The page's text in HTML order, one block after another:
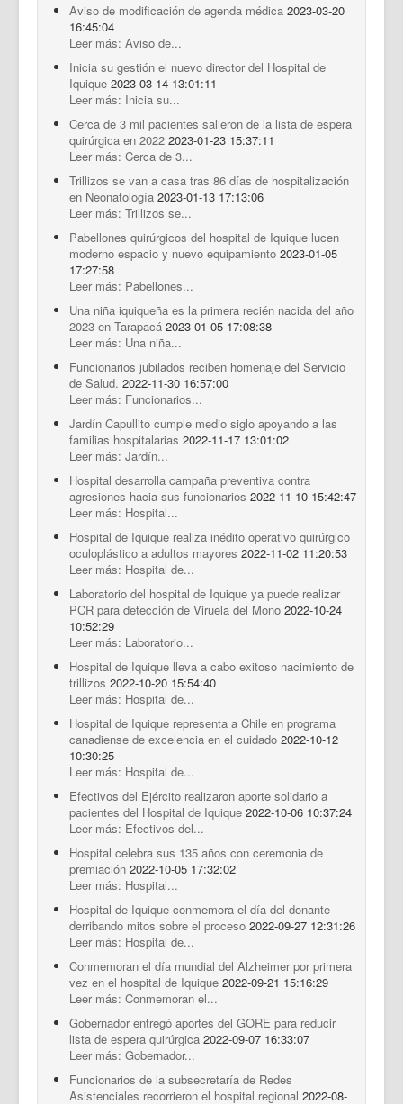
Aviso de modificación de agenda médica 2023-03-20
16:45:04
Leer más: Aviso de...
Inicia su gestión el nuevo director del Hospital de
Iquique 2023-03-14 13:01:11
Leer más: Inicia su...
Cerca de 3 mil pacientes salieron de la lista de espera
quirúrgica en 2022 2023-01-23 15:37:11
Leer más: Cerca de 3...
Trillizos se van a casa tras 86 días de hospitalización
en Neonatología 2023-01-13 17:13:06
Leer más: Trillizos se...
Pabellones quirúrgicos del hospital de Iquique lucen
moderno espacio y nuevo equipamiento 2023-01-05
17:27:58
Leer más: Pabellones...
Una niña iquiqueña es la primera recién nacida del año
2023 en Tarapacá 2023-01-05 17:08:38
Leer más: Una niña...
Funcionarios jubilados reciben homenaje del Servicio
de Salud. 2022-11-30 16:57:00
Leer más: Funcionarios...
Jardín Capullito cumple medio siglo apoyando a las
familias hospitalarias 2022-11-17 13:01:02
Leer más: Jardín...
Hospital desarrolla campaña preventiva contra
agresiones hacia sus funcionarios 2022-11-10 15:42:47
Leer más: Hospital...
Hospital de Iquique realiza inédito operativo quirúrgico
oculoplástico a adultos mayores 2022-11-02 11:20:53
Leer más: Hospital de...
Laboratorio del hospital de Iquique ya puede realizar
PCR para detección de Viruela del Mono 2022-10-24
10:52:29
Leer más: Laboratorio...
Hospital de Iquique lleva a cabo exitoso nacimiento de
trillizos 2022-10-20 15:54:40
Leer más: Hospital de...
Hospital de Iquique representa a Chile en programa
canadiense de excelencia en el cuidado 2022-10-12
10:30:25
Leer más: Hospital de...
Efectivos del Ejército realizaron aporte solidario a
pacientes del Hospital de Iquique 2022-10-06 10:37:24
Leer más: Efectivos del...
Hospital celebra sus 135 años con ceremonia de
premiación 2022-10-05 17:32:02
Leer más: Hospital...
Hospital de Iquique conmemora el día del donante
derribando mitos sobre el proceso 2022-09-27 12:31:26
Leer más: Hospital de...
Conmemoran el día mundial del Alzheimer por primera
vez en el hospital de Iquique 2022-09-21 15:16:29
Leer más: Conmemoran el...
Gobernador entregó aportes del GORE para reducir
lista de espera quirúrgica 2022-09-07 16:33:07
Leer más: Gobernador...
Funcionarios de la subsecretaría de Redes
Asistenciales recorrieron el hospital regional 2022-08-